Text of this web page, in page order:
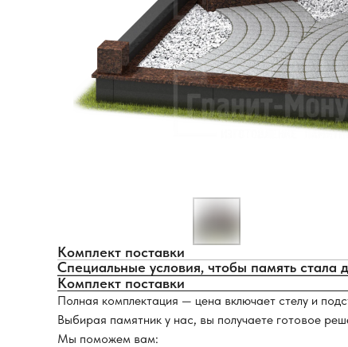
Комплект поставки
Специальные условия, чтобы память стала
Комплект поставки
Полная комплектация — цена включает стелу и
Выбирая памятник у нас, вы получаете готовое
Мы поможем вам: